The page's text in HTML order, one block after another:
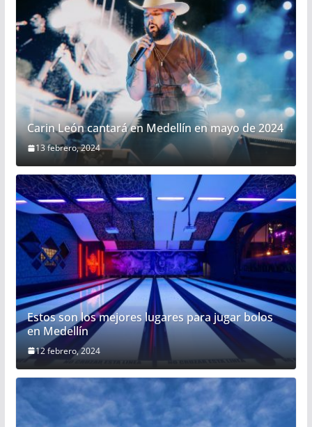
Carin León cantará en Medellín en mayo de 2024
13 febrero, 2024
Estos son los mejores lugares para jugar bolos
en Medellín
12 febrero, 2024